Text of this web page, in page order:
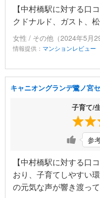
【中村橋駅に対する口
クドナルド、ガスト、松
女性 / その他（2024年5月
情報提供： マンションレビュー
キャニオングランデ鷺ノ宮
子育て/
参
【中村橋駅に対する口
おり、子育てしやすい
の元気な声が響き渡って